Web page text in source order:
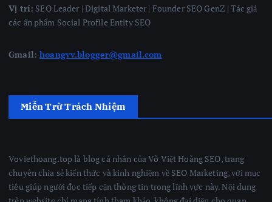
Vị trí: SEO Leader | Digital Marketer | Founder SEO GenZ | Tác giả
các ấn phẩm Social Profile Entity SEO
Gmail:hoangvv.blogger@gmail.com
Miễn Trừ Trách Nhiệm
Voviethoang.top là blog cá nhân của Võ Việt Hoàng SEO, trang
chuyên chia sẻ kiến thức và kinh nghiệm về SEO Marketing, với mục
tiêu giúp người đọc tiếp cận thông tin trong lĩnh vực này. Nội dung